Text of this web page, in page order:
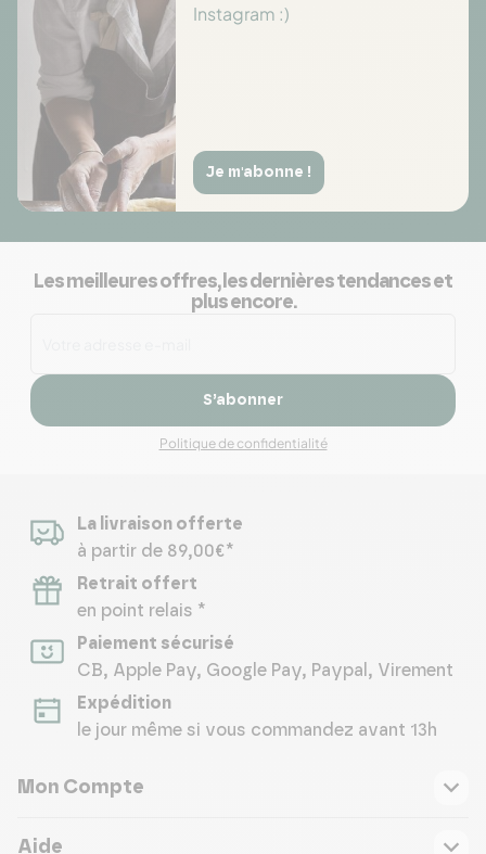
Instagram :)
Je m'abonne !
Les meilleures offres, les dernières tendances et
plus encore.
S’abonner
Politique de confidentialité
La livraison offerte
à partir de 89,00€*
Retrait offert
en point relais *
Paiement sécurisé
CB, Apple Pay, Google Pay, Paypal, Virement
Expédition
le jour même si vous commandez avant 13h
Mon Compte
Aide